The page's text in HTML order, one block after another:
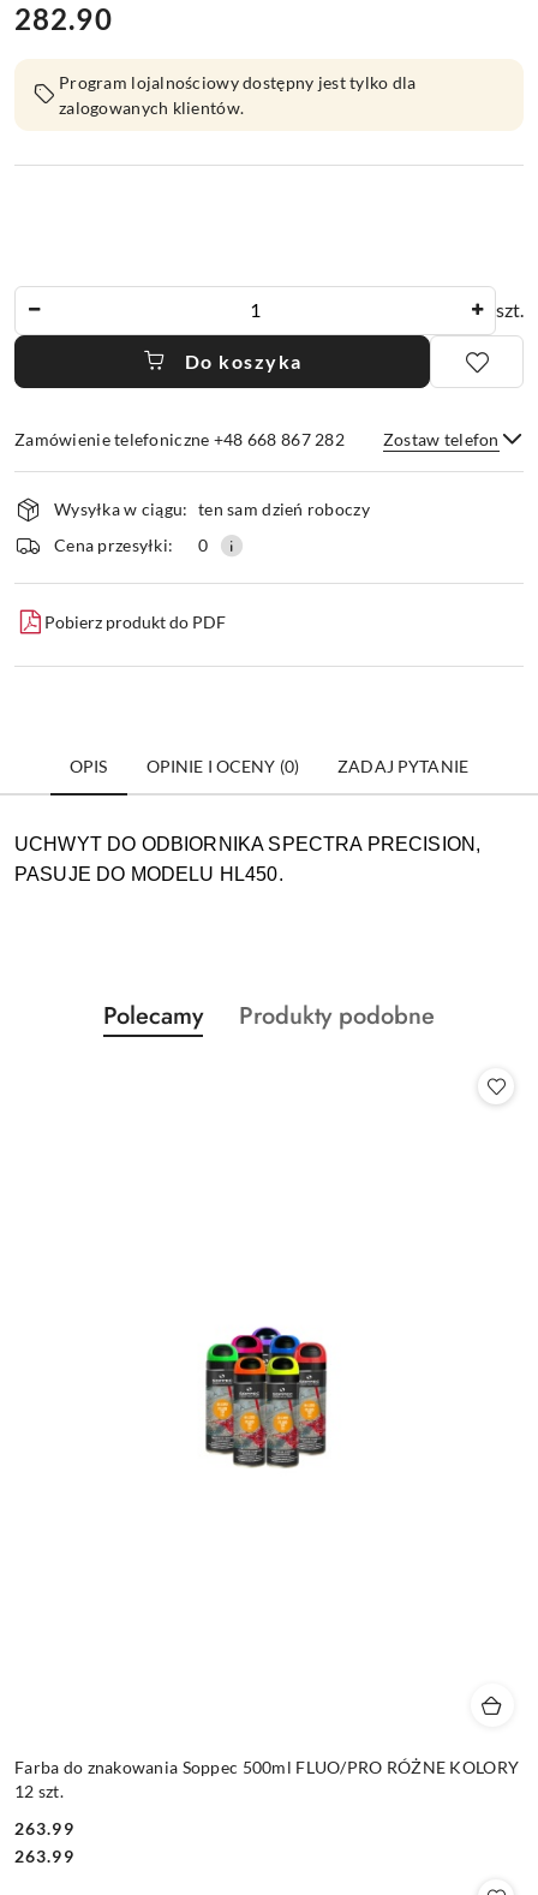
Cena:
282.90
Program lojalnościowy dostępny jest tylko dla
zalogowanych klientów.
szt.
Do koszyka
Zamówienie telefoniczne +48 668 867 282 Zostaw telefon
Wyślij
Dostępność
i
dostawa
Wysyłka w ciągu: ten sam dzień roboczy
Cena przesyłki:
0
Pobierz produkt do PDF
OPIS OPINIE I OCENY (0) ZADAJ PYTANIE
UCHWYT DO ODBIORNIKA SPECTRA PRECISION,
PASUJE DO MODELU HL450.
Pomiń karuzelę produktów
Produkty
o
Polecamy
Produkty
Produkty podobne
Farba do znakowania Soppec 500ml FLUO/PRO RÓŻNE KOLORY
12 szt.
Cena:
263.99
Cena:
263.99